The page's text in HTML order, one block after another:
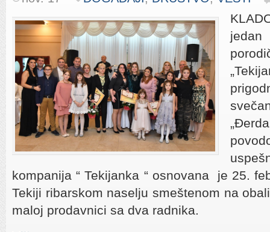
jedan
kompanija “ Tekijanka “ osnovana je 25.
Tekiji ribarskom naselju smeštenom na
maloj prodavnici sa dva radnika.